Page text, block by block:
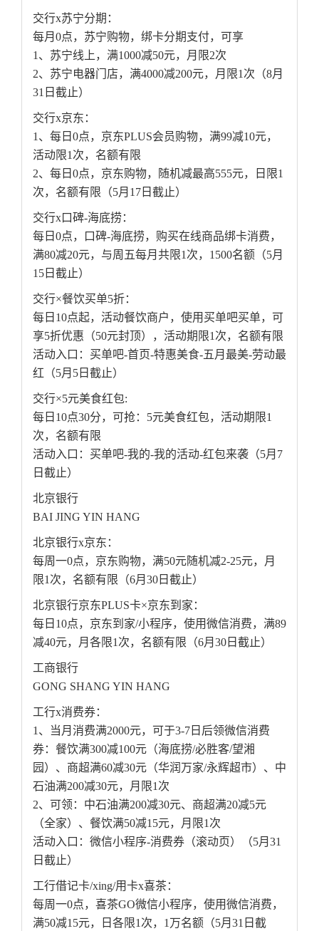
交行x苏宁分期：
每月0点，苏宁购物，绑卡分期支付，可享
1、苏宁线上，满1000减50元，月限2次
2、苏宁电器门店，满4000减200元，月限1次（8月
31日截止）
交行x京东：
1、每日0点，京东PLUS会员购物，满99减10元，
活动限1次，名额有限
2、每日0点，京东购物，随机减最高555元，日限1
次，名额有限（5月17日截止）
交行x口碑-海底捞：
每日0点，口碑-海底捞，购买在线商品绑卡消费，
满80减20元，与周五每月共限1次，1500名额（5月
15日截止）
交行×餐饮买单5折：
每日10点起，活动餐饮商户，使用买单吧买单，可
享5折优惠（50元封顶），活动期限1次，名额有限
活动入口：买单吧-首页-特惠美食-五月最美-劳动最
红（5月5日截止）
交行×5元美食红包:
每日10点30分，可抢：5元美食红包，活动期限1
次，名额有限
活动入口：买单吧-我的-我的活动-红包来袭（5月7
日截止）
北京银行
BAI JING YIN HANG
北京银行x京东：
每周一0点，京东购物，满50元随机减2-25元，月
限1次，名额有限（6月30日截止）
北京银行京东PLUS卡×京东到家：
每日10点，京东到家/小程序，使用微信消费，满89
减40元，月各限1次，名额有限（6月30日截止）
工商银行
GONG SHANG YIN HANG
工行x消费券：
1、当月消费满2000元，可于3-7日后领微信消费
券：餐饮满300减100元（海底捞/必胜客/望湘
园）、商超满60减30元（华润万家/永辉超市）、中
石油满200减30元，月限1次
2、可领：中石油满200减30元、商超满20减5元
（全家）、餐饮满50减15元，月限1次
活动入口：微信小程序-消费券（滚动页）（5月31
日截止）
工行借记卡/xing/用卡x喜茶：
每周一0点，喜茶GO微信小程序，使用微信消费，
满50减15元，日各限1次，1万名额（5月31日截